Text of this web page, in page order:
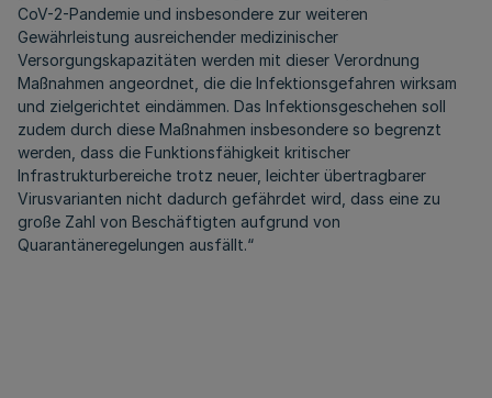
CoV-2-Pandemie und insbesondere zur weiteren
Gewährleistung ausreichender medizinischer
Versorgungskapazitäten werden mit dieser Verordnung
Maßnahmen angeordnet, die die Infektionsgefahren wirksam
und zielgerichtet eindämmen. Das Infektionsgeschehen soll
zudem durch diese Maßnahmen insbesondere so begrenzt
werden, dass die Funktionsfähigkeit kritischer
Infrastrukturbereiche trotz neuer, leichter übertragbarer
Virusvarianten nicht dadurch gefährdet wird, dass eine zu
große Zahl von Beschäftigten aufgrund von
Quarantäneregelungen ausfällt.“